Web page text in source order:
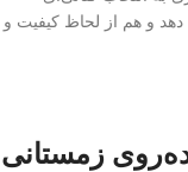
دهد و هم از لحاظ کیفیت و
زمستانی